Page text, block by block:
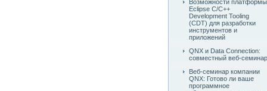
Возможности платформы
Eclipse C/C++
Development Tooling
(CDT) для разработки
инструментов и
приложений
QNX и Data Connection:
совместный веб-семинар
Веб-семинар компании
QNX: Готово ли ваше
программное